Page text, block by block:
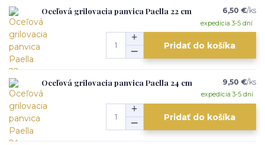
Oceľová grilovacia panvica Paella 22 cm 6,50 €/ks
expedícia 3-5 dní
Pridať do košíka
Oceľová grilovacia panvica Paella 24 cm 9,50 €/ks
expedícia 3-5 dní
Pridať do košíka